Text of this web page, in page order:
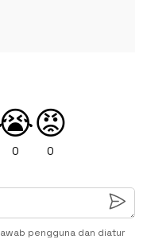
0
😡
0
pengguna dan diatur